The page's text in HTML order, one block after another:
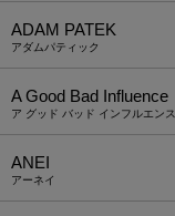
ADAM PATEK
アダムパティック
A Good Bad Influence
ア グッド バッド インフルエンス
ANEI
アーネイ